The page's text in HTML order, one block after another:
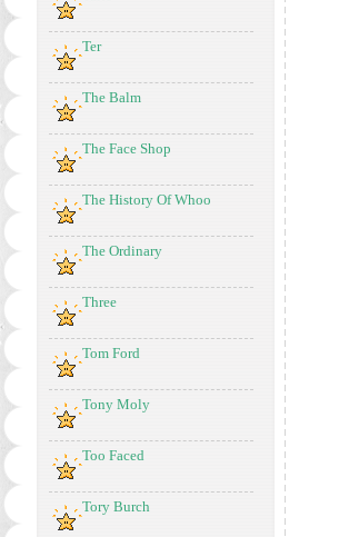
Ter
The Balm
The Face Shop
The History Of Whoo
The Ordinary
Three
Tom Ford
Tony Moly
Too Faced
Tory Burch